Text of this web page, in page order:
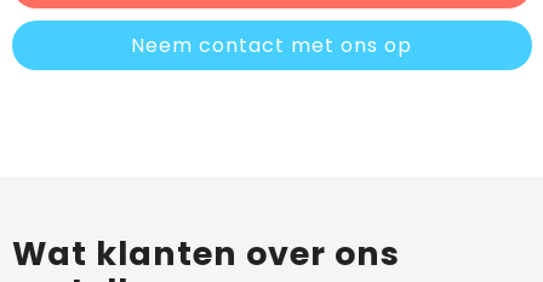
Neem contact met ons op
Wat klanten over ons